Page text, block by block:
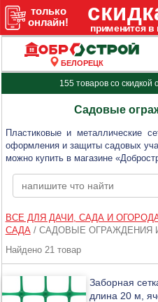
БЕЛОРЕЦК
155 товаров со скидкой
Садовые
Пластиковые и металлические
оформления и защиты садовых
можно купить в магазине
ВСЕ ДЛЯ ДАЧИ, САДА И
САДА/ САДОВЫЕ ОГРАЖДЕНИЯ
Найдено 21 товар
Заборная
длина 20 м,